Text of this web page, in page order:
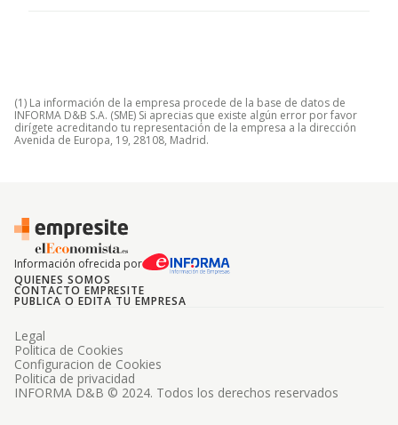
(1) La información de la empresa procede de la base de datos de
INFORMA D&B S.A. (SME) Si aprecias que existe algún error por favor
dirígete acreditando tu representación de la empresa a la dirección
Avenida de Europa, 19, 28108, Madrid.
Información ofrecida por
QUIENES SOMOS
CONTACTO EMPRESITE
PUBLICA O EDITA TU EMPRESA
INFORMA D&B © 2024. Todos los derechos reservados
Legal
Politica de Cookies
Configuracion de Cookies
Politica de privacidad